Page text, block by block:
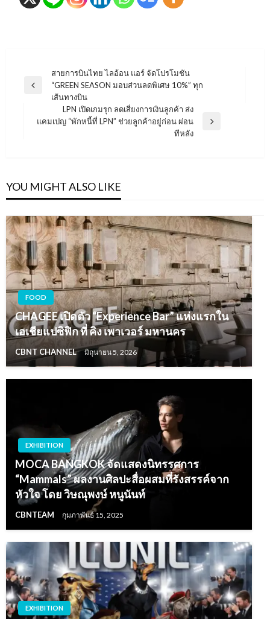
แนะแนว
เรื่อง
Previous
สายการบินไทย ไลอ้อน แอร์ จัดโปรโมชัน
“GREEN SEASON มอบส่วนลดพิเศษ 10%” ทุก
เส้นทางบิน
Next
LPN เปิดเกมรุก ลดเสี่ยงการเงินลูกค้า ส่ง
แคมเปญ “พักหนี้ที่ LPN” ช่วยลูกค้าอยู่ก่อน ผ่อน
ทีหลัง
YOU MIGHT ALSO LIKE
FOOD
CHAGEE เปิดตัว “Experience Bar” แห่งแรกใน
เอเชียแปซิฟิก ที่ คิง เพาเวอร์ มหานคร
CBNT CHANNEL มิถุนายน 5, 2026
EXHIBITION
MOCA BANGKOK จัดแสดงนิทรรศการ
“Mammals” ผลงานศิลปะสื่อผสมที่รังสรรค์จาก
หัวใจ โดย วิษณุพงษ์ หนูนันท์
CBNTEAM กุมภาพันธ์ 15, 2025
EXHIBITION